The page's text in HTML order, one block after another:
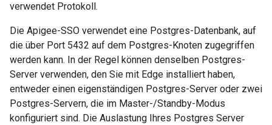
verwendet Protokoll.
Die Apigee-SSO verwendet eine Postgres-Datenbank, auf
die über Port 5432 auf dem Postgres-Knoten zugegriffen
werden kann. In der Regel können denselben Postgres-
Server verwenden, den Sie mit Edge installiert haben,
entweder einen eigenständigen Postgres-Server oder zwei
Postgres-Servern, die im Master-/Standby-Modus
konfiguriert sind. Die Auslastung Ihres Postgres Server